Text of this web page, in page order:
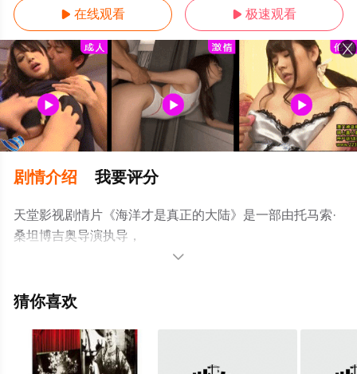
 在线观看  极速观看
剧情介绍 我要评分
天堂影视剧情片《海洋才是真正的大陆》是一部由托马索·
桑坦博吉奥导演执导，
删减完整版电影大全就上天堂电影网，更多相关信息可移

猜你喜欢